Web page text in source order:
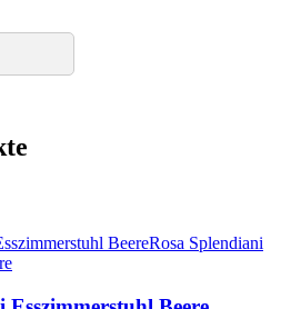
Rosa Splendiani